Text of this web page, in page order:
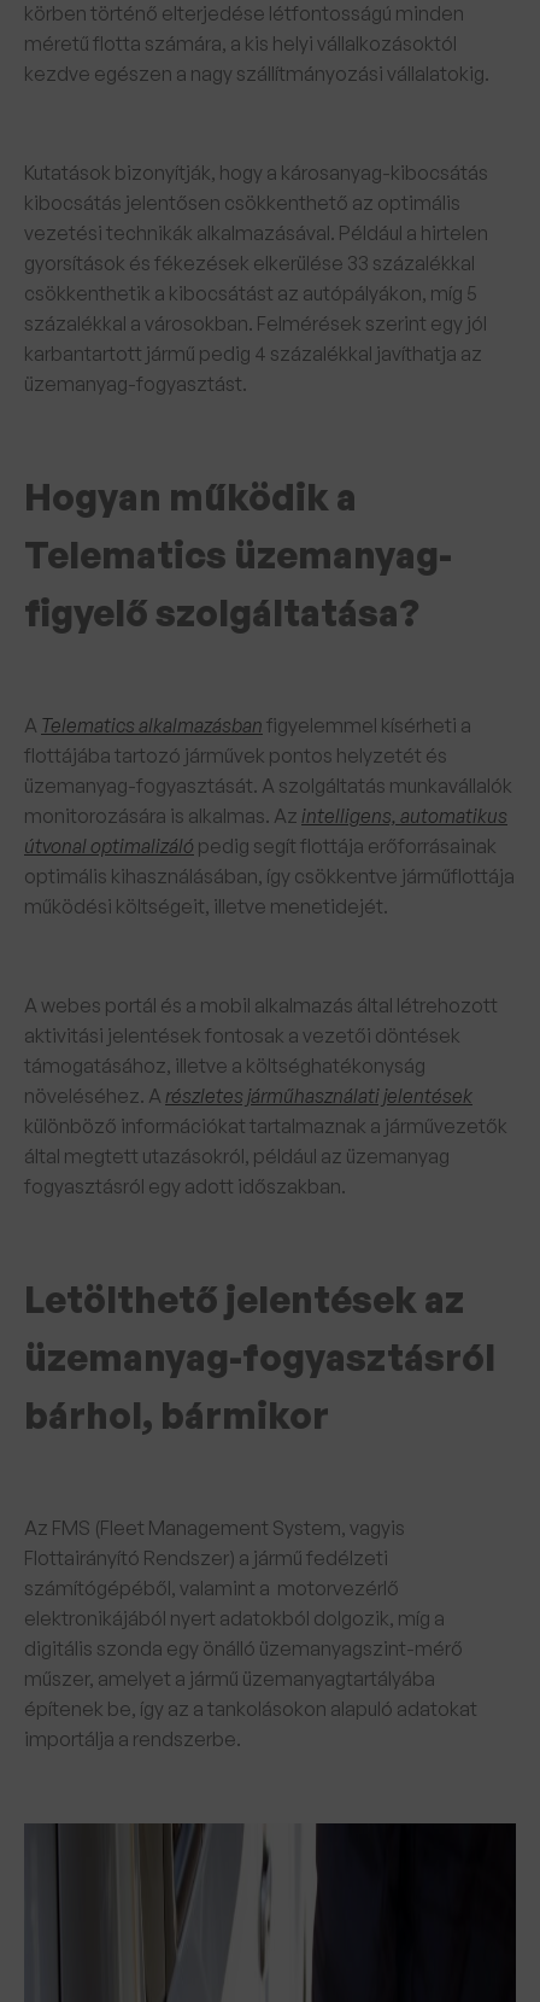
körben történő elterjedése létfontosságú minden
méretű flotta számára, a kis helyi vállalkozásoktól
kezdve egészen a nagy szállítmányozási vállalatokig.
Kutatások bizonyítják, hogy a károsanyag-kibocsátás
kibocsátás jelentősen csökkenthető az optimális
vezetési technikák alkalmazásával. Például a hirtelen
gyorsítások és fékezések elkerülése 33 százalékkal
csökkenthetik a kibocsátást az autópályákon, míg 5
százalékkal a városokban. Felmérések szerint egy jól
karbantartott jármű pedig 4 százalékkal javíthatja az
üzemanyag-fogyasztást.
Hogyan működik a
Telematics üzemanyag-
figyelő szolgáltatása?
A Telematics alkalmazásban figyelemmel kísérheti a
flottájába tartozó járművek pontos helyzetét és
üzemanyag-fogyasztását. A szolgáltatás munkavállalók
monitorozására is alkalmas. Az intelligens, automatikus
útvonal optimalizáló pedig segít flottája erőforrásainak
optimális kihasználásában, így csökkentve járműflottája
működési költségeit, illetve menetidejét.
A webes portál és a mobil alkalmazás által létrehozott
aktivitási jelentések fontosak a vezetői döntések
támogatásához, illetve a költséghatékonyság
növeléséhez. A részletes járműhasználati jelentések
különböző információkat tartalmaznak a járművezetők
által megtett utazásokról, például az üzemanyag
fogyasztásról egy adott időszakban.
Letölthető jelentések az
üzemanyag-fogyasztásról
bárhol, bármikor
Az FMS (Fleet Management System, vagyis
Flottairányító Rendszer) a jármű fedélzeti
számítógépéből, valamint a motorvezérlő
elektronikájából nyert adatokból dolgozik, míg a
digitális szonda egy önálló üzemanyagszint-mérő
műszer, amelyet a jármű üzemanyagtartályába
építenek be, így az a tankolásokon alapuló adatokat
importálja a rendszerbe.